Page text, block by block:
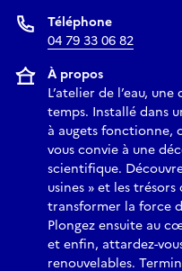
Téléphone
04 79 33 06 82
À propos
L’atelier de l’eau,
temps. Installé dans
à augets fonctionne,
vous convie à une
scientifique.
usines » et les
transformer la force
Plongez ensuite au
et enfin, attardez-
renouvelables.